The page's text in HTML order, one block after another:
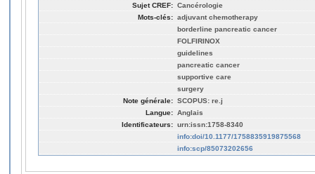
Sujet CREF: Cancérologie
Mots-clés: adjuvant chemotherapy
borderline pancreatic cancer
FOLFIRINOX
guidelines
pancreatic cancer
supportive care
surgery
Note générale: SCOPUS: re.j
Langue: Anglais
Identificateurs: urn:issn:1758-8340
info:doi/10.1177/1758835919875568
info:scp/85073202656